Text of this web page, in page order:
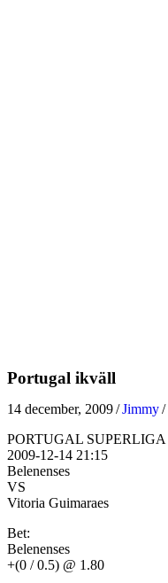
Portugal ikväll
14 december, 2009/Jimmy/
PORTUGAL SUPERLIGA
2009-12-14 21:15
Belenenses
VS
Vitoria Guimaraes
Bet:
Belenenses
+(0 / 0.5) @ 1.80